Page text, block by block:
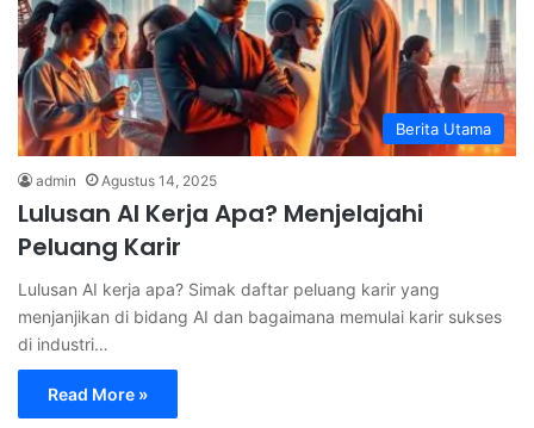
Berita Utama
admin Agustus 14, 2025
Lulusan AI Kerja Apa? Menjelajahi
Peluang Karir
Lulusan AI kerja apa? Simak daftar peluang karir yang
menjanjikan di bidang AI dan bagaimana memulai karir sukses
di industri…
Read More »